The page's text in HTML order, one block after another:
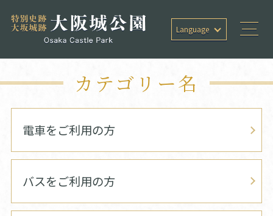
Language
カテゴリー名
電車をご利用の方
バスをご利用の方